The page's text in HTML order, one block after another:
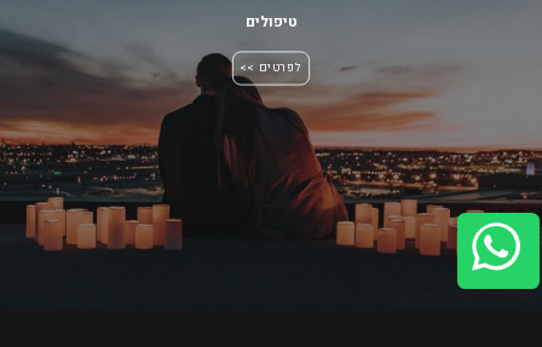
טיפולים
לפרטים >>